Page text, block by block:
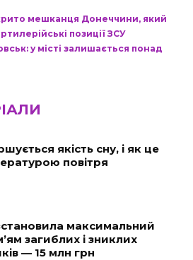
мешканця Донеччини, який
позиції ЗСУ
у місті залишається понад
якість сну, і як це
повітря
максимальний
загиблих і зниклих
— 15 млн грн